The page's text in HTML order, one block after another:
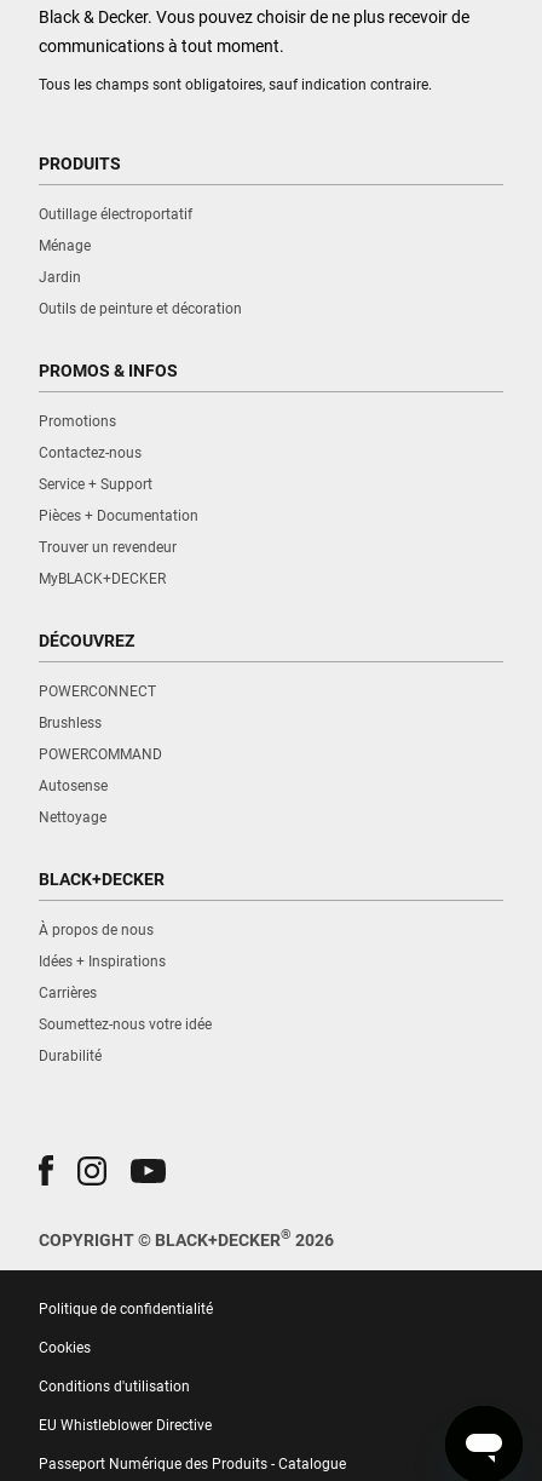
Tous les champs sont obligatoires, sauf indication contraire.
Black & Decker. Vous pouvez choisir de ne plus recevoir de
communications à tout moment.
PRODUITS
Outillage électroportatif
Ménage
Jardin
Outils de peinture et décoration
PROMOS & INFOS
Promotions
Contactez-nous
Service + Support
Pièces + Documentation
Trouver un revendeur
MyBLACK+DECKER
DÉCOUVREZ
POWERCONNECT
Brushless
POWERCOMMAND
Autosense
Nettoyage
BLACK+DECKER
À propos de nous
Idées + Inspirations
Carrières
Soumettez-nous votre idée
Durabilité
COPYRIGHT © BLACK+DECKER® 2026
Politique de confidentialité
Cookies
Conditions d'utilisation
EU Whistleblower Directive
Passeport Numérique des Produits - Catalogue